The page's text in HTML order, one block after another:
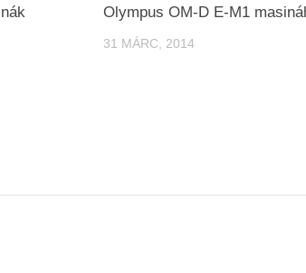
Olympus OM-D E-M1
31 MÁRC, 2014